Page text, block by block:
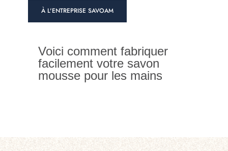
À L'ENTREPRISE SAVOAM
Voici comment fabriquer
facilement votre savon
mousse pour les mains